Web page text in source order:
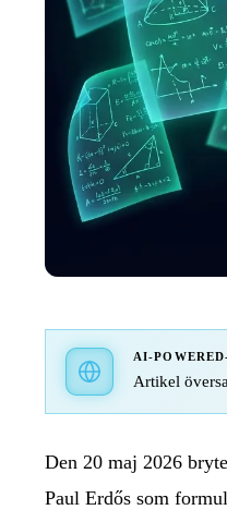
AI-
Artikel
Den 20 maj 2026
Paul Erdős som